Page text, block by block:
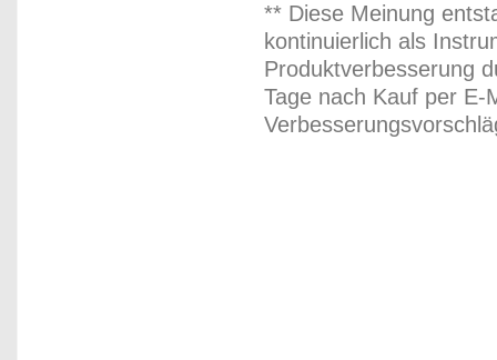
** Diese Meinung
kontinuierlich als
Produktverbesserung
Tage nach Kauf per E-